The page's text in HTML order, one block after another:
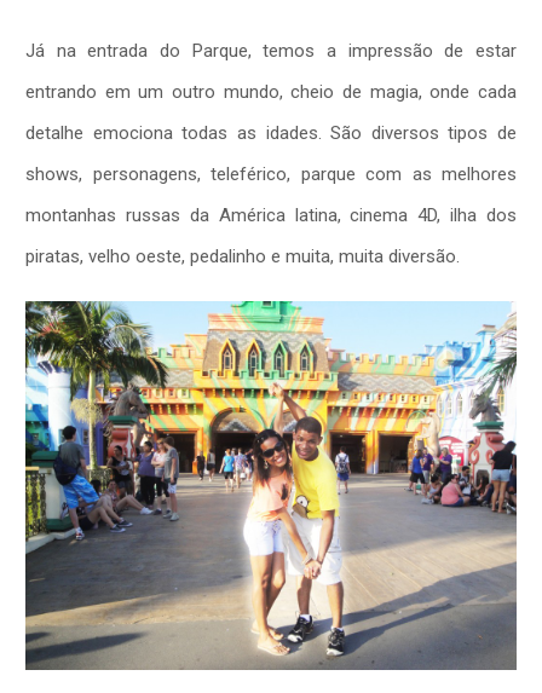
Já na entrada do Parque, temos a impressão de estar
entrando em um outro mundo, cheio de magia, onde cada
detalhe emociona todas as idades. São diversos tipos de
shows, personagens, teleférico, parque com as melhores
montanhas russas da América latina, cinema 4D, ilha dos
piratas, velho oeste, pedalinho e muita, muita diversão.